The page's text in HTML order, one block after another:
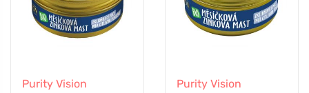
Purity Vision
Purity Vision